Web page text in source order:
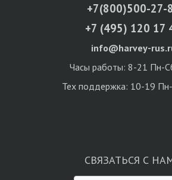
+7(800)500-27-
+7 (495) 120 17
info@harvey-
Часы работы: 8-21 Пн-
Тех поддержка: 10-19
СВЯЗАТЬСЯ С